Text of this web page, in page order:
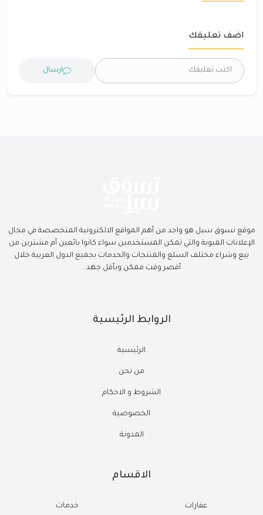
اضف تعليقك
ارسال
موقع تسوق سيل هو واحد من أهم المواقع الالكترونية المتخصصة في مجال
الإعلانات المبوبة والتي تمكن المستخدمين سواء كانوا بائعين أم مشترين من
بيع وشراء مختلف السلع والمنتجات والخدمات بجميع الدول العربية خلال
أقصر وقت ممكن وبأقل جهد .
الروابط الرئيسية
الرئيسية
من نحن
الشروط و الاحكام
الخصوصية
المدونة
الاقسام
عقارات خدمات